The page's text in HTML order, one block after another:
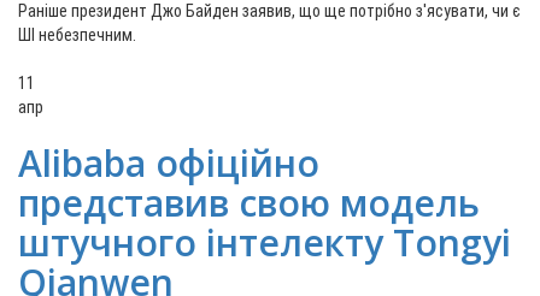
Раніше президент Джо Байден заявив, що ще потрібно з'ясувати, чи є
ШІ небезпечним.
11
апр
Alibaba офіційно
представив свою модель
штучного інтелекту Tongyi
Qianwen